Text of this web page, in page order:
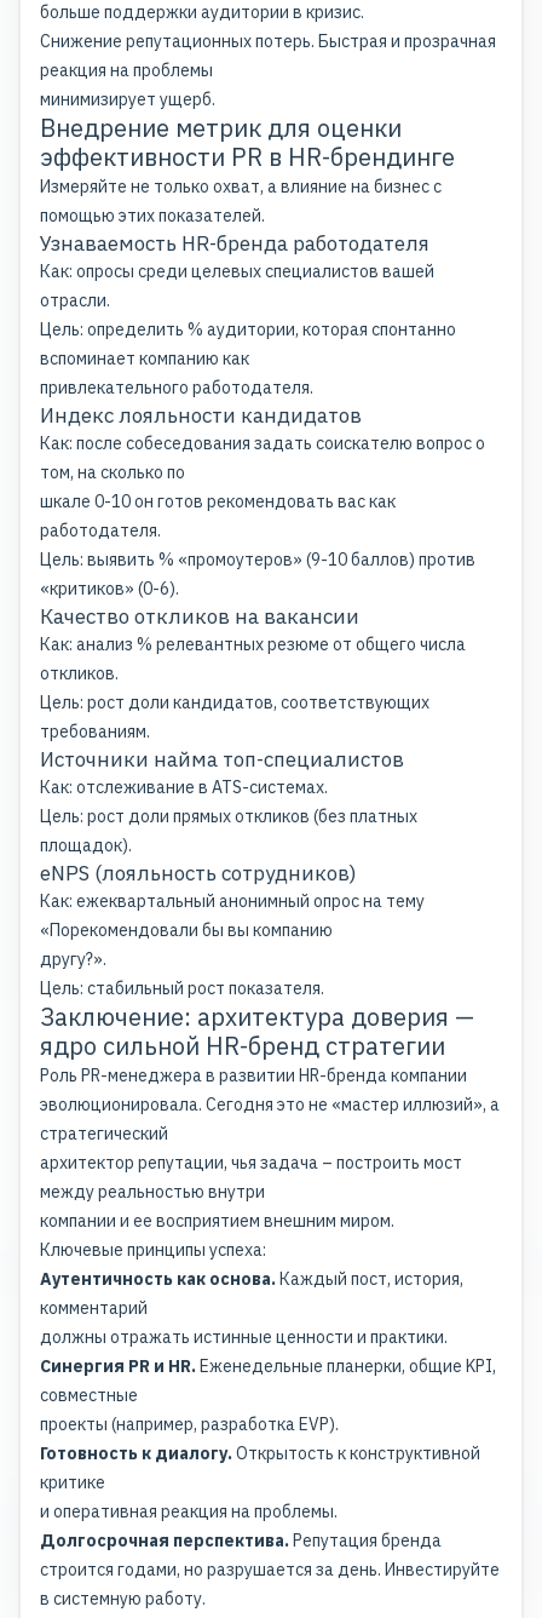
больше поддержки аудитории в кризис.
Снижение репутационных потерь. Быстрая и прозрачная
реакция на проблемы
минимизирует ущерб.
Внедрение метрик для оценки
эффективности PR в HR-брендинге
Измеряйте не только охват, а влияние на бизнес с
помощью этих показателей.
Узнаваемость HR-бренда работодателя
Как: опросы среди целевых специалистов вашей
отрасли.
Цель: определить % аудитории, которая спонтанно
вспоминает компанию как
привлекательного работодателя.
Индекс лояльности кандидатов
Как: после собеседования задать соискателю вопрос о
том, на сколько по
шкале 0-10 он готов рекомендовать вас как
работодателя.
Цель: выявить % «промоутеров» (9-10 баллов) против
«критиков» (0-6).
Качество откликов на вакансии
Как: анализ % релевантных резюме от общего числа
откликов.
Цель: рост доли кандидатов, соответствующих
требованиям.
Источники найма топ-специалистов
Как: отслеживание в ATS-системах.
Цель: рост доли прямых откликов (без платных
площадок).
eNPS (лояльность сотрудников)
Как: ежеквартальный анонимный опрос на тему
«Порекомендовали бы вы компанию
другу?».
Цель: стабильный рост показателя.
Заключение: архитектура доверия —
ядро сильной HR-бренд стратегии
Роль PR-менеджера в развитии HR-брендакомпании
эволюционировала. Сегодня это не «мастер иллюзий», а
стратегический
архитектор репутации, чья задача – построить мост
между реальностью внутри
компании и ее восприятием внешним миром.
Ключевые принципы успеха:
Аутентичность как основа.Каждый пост, история,
комментарий
должны отражать истинные ценности и практики.
Синергия PR и HR.Еженедельные планерки, общие KPI,
совместные
проекты (например, разработка EVP).
Готовность к диалогу.Открытость к конструктивной
критике
и оперативная реакция на проблемы.
Долгосрочная перспектива.Репутация бренда
строится годами, но разрушается за день. Инвестируйте
в системную работу.